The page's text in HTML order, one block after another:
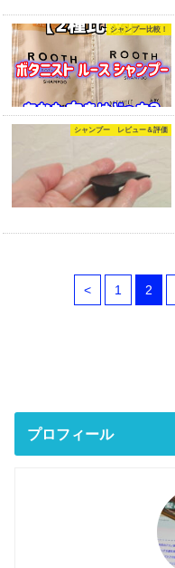
シャンプー比較！
シャンプー レビュー＆評価
< 1 2
プロフィール